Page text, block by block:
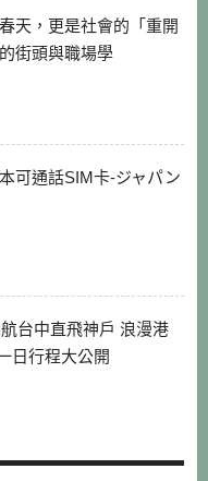
天，更是社會的「重開
街頭與職場學
可通話SIM卡-ジャパン
台中直飛神戶 浪漫港
日行程大公開